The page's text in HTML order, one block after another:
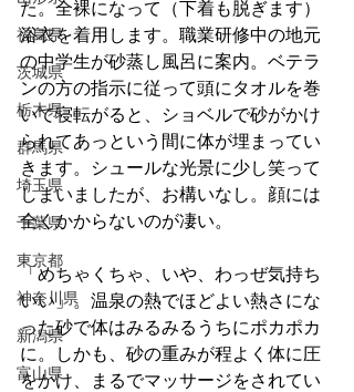
福島県
茨城県
栃木県
群馬県
埼玉県
千葉県
東京都
神奈川県
新潟県
富山県
た。全裸になって（下着も脱ぎます）
浴衣を着用します。職業研修中の地元
の中学生が砂蒸し風呂に案内。ベテラ
ンの方の指示に従って頭にタオルを巻
いて寝転がると、ショベルで砂がかけ
られてあっという間に体が埋まってい
きます。シュールな光景に少し笑って
しまいましたが、お構いなし。顔には
全くかからないのが凄い。
「めちゃくちゃ、いや、わっぜ気持ち
いい」。温泉の熱でほどよい熱さにな
った砂で体はみるみるうちにポカポカ
に。しかも、砂の重みが程よく体に圧
をかけ、まるでマッサージをされてい